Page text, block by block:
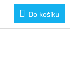
Do košíku